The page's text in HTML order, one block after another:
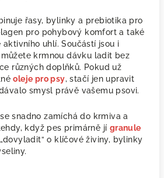
řasy, bylinky a prebiotika pro
pro pohybový komfort a také
uhlí. Součástí jsou i
krmnou dávku ladit bez
různých doplňků. Pokud už
oleje pro psy, stačí jen upravit
smysl právě vašemu psovi.
snadno zamíchá do krmiva a
když pes primárně jí granule
o klíčové živiny, bylinky